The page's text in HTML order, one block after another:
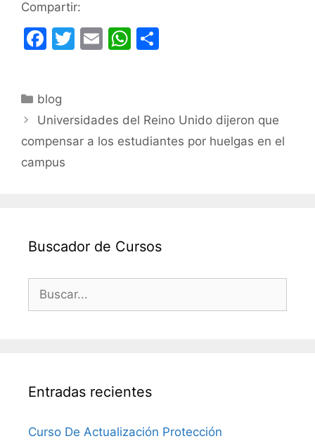
Compartir:
F
e
b
o
o
T
E
W
A
p
ar
tir
Categorías
blog
Universidades del Reino Unido dijeron que
compensar a los estudiantes por huelgas en el
campus
Buscador de Cursos
Buscar:
Entradas recientes
Curso De Actualización Protección